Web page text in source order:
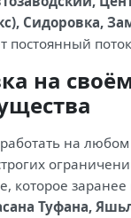
Сидоровка,
постоянный
на
на
которое
Туфана,